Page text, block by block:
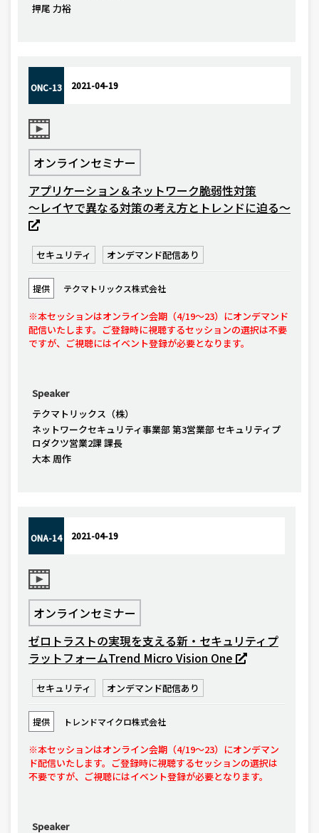
押尾 力裕
ONC-13 2021-04-19
オンラインセミナー
アプリケーション＆ネットワーク脆弱性対策
～レイヤで異なる対策の考え方とトレンドに迫る～
セキュリティ オンデマンド配信あり
提供 テクマトリックス株式会社
※本セッションはオンライン会期（4/19～23）にオンデマンド
配信いたします。ご登録時に視聴するセッションの選択は不要
ですが、ご視聴にはイベント登録が必要となります。
Speaker
テクマトリックス（株）
ネットワークセキュリティ事業部 第3営業部 セキュリティプ
ロダクツ営業2課 課長
大本 周作
ONA-14 2021-04-19
オンラインセミナー
ゼロトラストの実現を支える新・セキュリティプ
ラットフォームTrend Micro Vision One
セキュリティ オンデマンド配信あり
提供 トレンドマイクロ株式会社
※本セッションはオンライン会期（4/19〜23）にオンデマン
ド配信いたします。ご登録時に視聴するセッションの選択は
不要ですが、ご視聴にはイベント登録が必要となります。
Speaker